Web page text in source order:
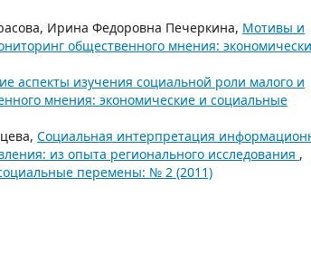
Ирина Федоровна Печеркина, Мотивы и
общественного мнения:
аспекты изучения социальной роли малого и
мнения: экономические и социальные
Социальная интерпретация
из опыта регионального исследования ,
перемены: № 2 (2011)